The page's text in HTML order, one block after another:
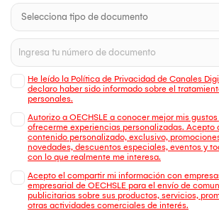
He leído la Política de Privacidad de Canales
declaro haber sido informado sobre el
personales.
Autorizo a OECHSLE a conocer mejor mis
ofrecerme experiencias personalizadas. Acepto
contenido personalizado, exclusivo,
novedades, descuentos especiales, eventos y
con lo que realmente me interesa.
Acepto el compartir mi información con
empresarial de OECHSLE para el envío de
publicitarias sobre sus productos, servicios,
otras actividades comerciales de interés.